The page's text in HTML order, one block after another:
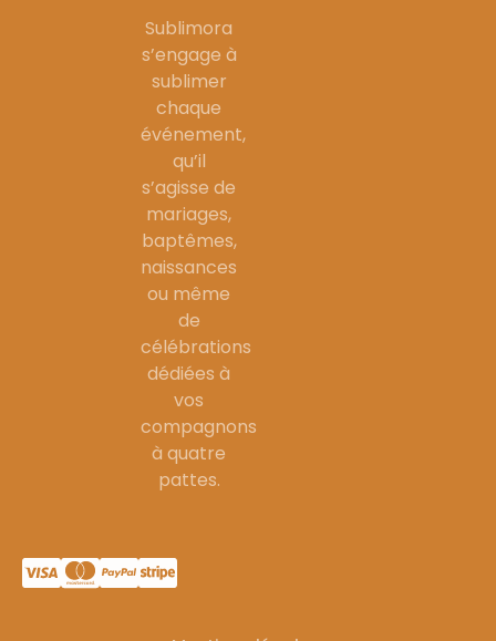
Sublimora
s’engage à
sublimer
chaque
événement,
qu’il
s’agisse de
mariages,
baptêmes,
naissances
ou même
de
célébrations
dédiées à
vos
compagnons
à quatre
pattes.